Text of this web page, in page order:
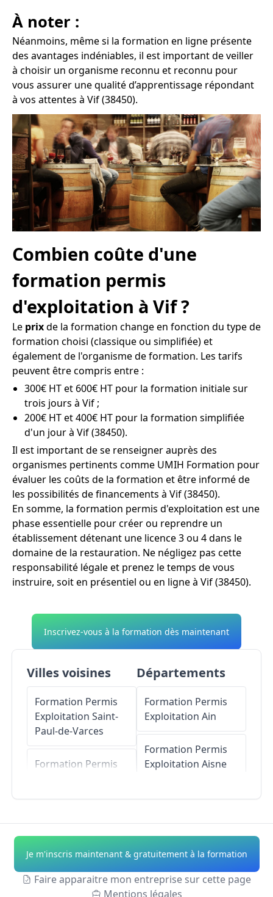
À noter :
Néanmoins, même si la formation en ligne présente
des avantages indéniables, il est important de veiller
à choisir un organisme reconnu et reconnu pour
vous assurer une qualité d’apprentissage répondant
à vos attentes à Vif (38450).
Combien coûte d'une
formation permis
d'exploitation à Vif ?
Le prixde la formation change en fonction du type de
formation choisi (classique ou simplifiée) et
également de l'organisme de formation. Les tarifs
peuvent être compris entre :
300€ HT et 600€ HT pour la formation initiale sur
trois jours à Vif ;
200€ HT et 400€ HT pour la formation simplifiée
d'un jour à Vif (38450).
Il est important de se renseigner auprès des
organismes pertinents comme UMIH Formation pour
évaluer les coûts de la formation et être informé de
les possibilités de financements à Vif (38450).
En somme, la formation permis d'exploitation est une
phase essentielle pour créer ou reprendre un
établissement détenant une licence 3 ou 4 dans le
domaine de la restauration. Ne négligez pas cette
responsabilité légale et prenez le temps de vous
instruire, soit en présentiel ou en ligne à Vif (38450).
Inscrivez-vous à la formation dès maintenant
Villes voisines
Formation Permis
Exploitation Saint-
Paul-de-Varces
Formation Permis
Formation Permis
ExploitationVarces-
Allières-et-Risset
Départements
Formation Permis
Exploitation Ain
Formation Permis
Exploitation Aisne
Formation Permis
ExploitationAlpes-
de-Haute-Provence
Je m'inscris maintenant & gratuitement à la formation
Faire apparaitre mon entreprise sur cette page
Mentions légales